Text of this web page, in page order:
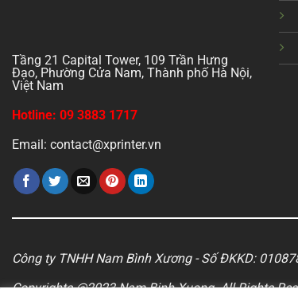
Tầng 21 Capital Tower, 109 Trần Hưng
Đạo, Phường Cửa Nam, Thành phố Hà Nội,
Việt Nam
Hotline: 09 3883 1717
Email: contact@xprinter.vn
Công ty TNHH Nam Bình Xương - Số ĐKKD: